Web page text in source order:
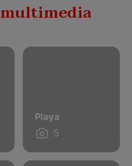
multimedia
Playa
5